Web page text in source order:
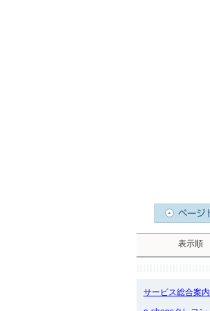
表示順
サービス総合案内